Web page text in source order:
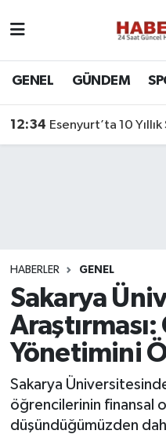
GENEL GÜNDEM
12:34 Esenyurt’ta 10 Yıllık Sahipli Köpek
HABERLER GENEL
Sakarya
Yönetimini
Sakarya
öğrencilerinin finansal
düşündüğümüzden
Nöbetçi Eczaneler
Son Dakika
Haber Arşivi